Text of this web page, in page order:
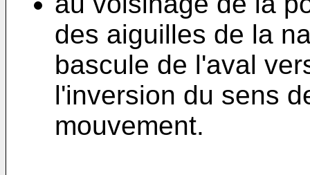
des aiguilles de la
bascule de l'aval
l'inversion du sens
mouvement.